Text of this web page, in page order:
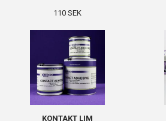
110 SEK
KONTAKT LIM